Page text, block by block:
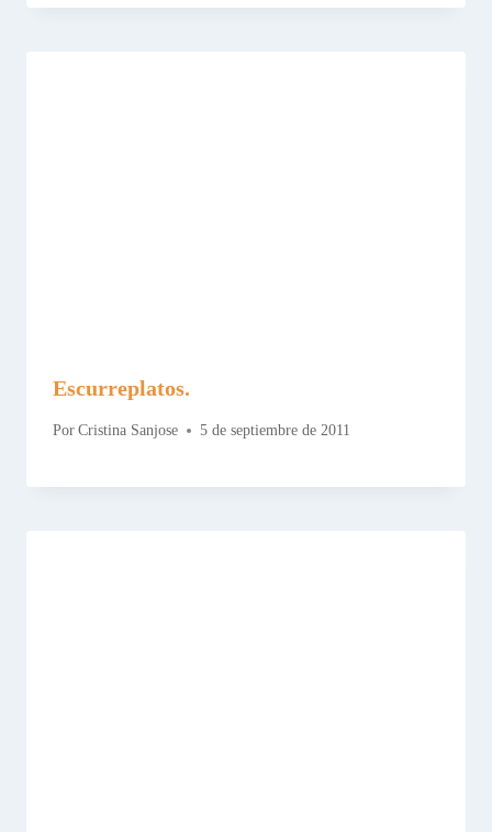
Escurreplatos.
Por Cristina Sanjose 5 de septiembre de 2011